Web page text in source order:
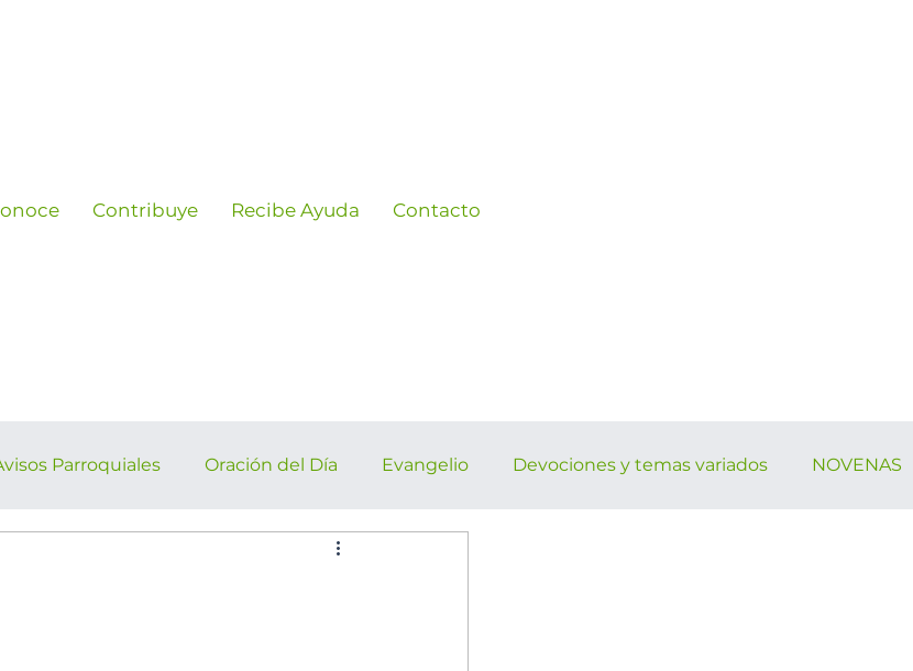
Contribuye Recibe Ayuda Contacto
Parroquiales Oración del Día Evangelio Devociones y temas variados NOVENAS